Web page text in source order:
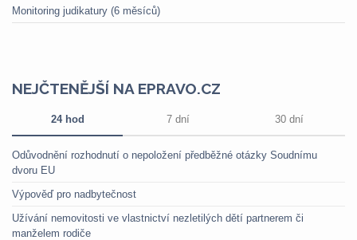
Monitoring judikatury (6 měsíců)
NEJČTENĚJŠÍ NA EPRAVO.CZ
24 hod 7 dní 30 dní
Odůvodnění rozhodnutí o nepoložení předběžné otázky Soudnímu
dvoru EU
Výpověď pro nadbytečnost
Užívání nemovitosti ve vlastnictví nezletilých dětí partnerem či
manželem rodiče